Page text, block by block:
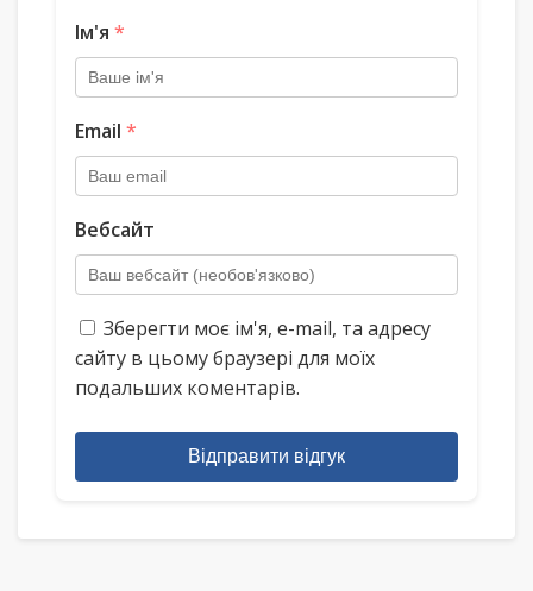
Ім'я *
Email *
Вебсайт
Зберегти моє ім'я, e-mail, та адресу
сайту в цьому браузері для моїх
подальших коментарів.
Відправити відгук